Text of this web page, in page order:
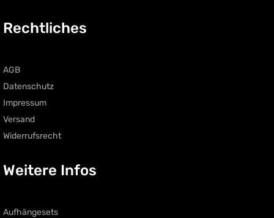
Rechtliches
AGB
Datenschutz
Impressum
Versand
Widerrufsrecht
Weitere Infos
Aufhängesets